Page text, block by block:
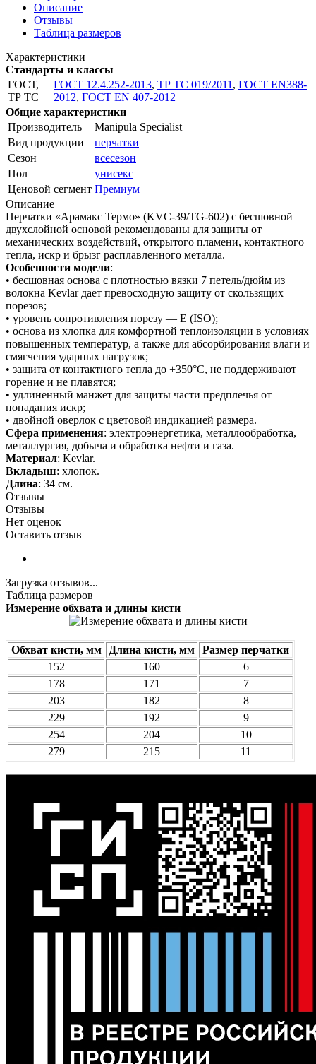
Описание
Отзывы
Таблица размеров
Характеристики
Стандарты и классы
ГОСТ,
ТР ТС
ГОСТ 12.4.252-2013, ТР ТС 019/2011 , ГОСТ EN388-
2012, ГОСТ ЕN 407-2012
Общие характеристики
Производитель
Manipula Specialist
Вид продукции
перчатки
Сезон
всесезон
Пол
унисекс
Ценовой сегмент Премиум
Описание
Перчатки «Арамакс Термо» (KVC-39/TG-602) с бесшовной
двухслойной основой рекомендованы для защиты от
механических воздействий, открытого пламени, контактного
тепла, искр и брызг расплавленного металла.
Особенности модели:
• бесшовная основа с плотностью вязки 7 петель/дюйм из
волокна Kevlar дает превосходную защиту от скользящих
порезов;
• уровень сопротивления порезу — E (ISO);
• основа из хлопка для комфортной теплоизоляции в условиях
повышенных температур, а также для абсорбирования влаги и
смягчения ударных нагрузок;
• защита от контактного тепла до +350°С, не поддерживают
горение и не плавятся;
• удлиненный манжет для защиты части предплечья от
попадания искр;
• двойной оверлок с цветовой индикацией размера.
Сфера применения: электроэнергетика, металлообработка,
металлургия, добыча и обработка нефти и газа.
Материал: Kevlar.
Вкладыш: хлопок.
Длина: 34 см.
Отзывы
Отзывы
Нет оценок
Оставить отзыв
Загрузка отзывов...
Таблица размеров
Измерение обхвата и длины кисти
Обхват кисти, мм Длина кисти, мм
Размер перчатки
152
160
6
178
171
7
203
182
8
229
192
9
254
204
10
279
215 11